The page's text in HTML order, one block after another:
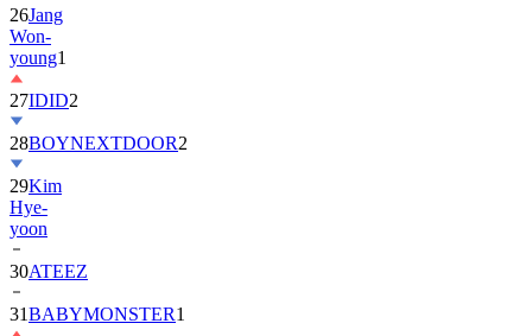
26Jang
Won-
young1
27IDID2
28BOYNEXTDOOR2
29Kim
Hye-
yoon
30ATEEZ
31BABYMONSTER1